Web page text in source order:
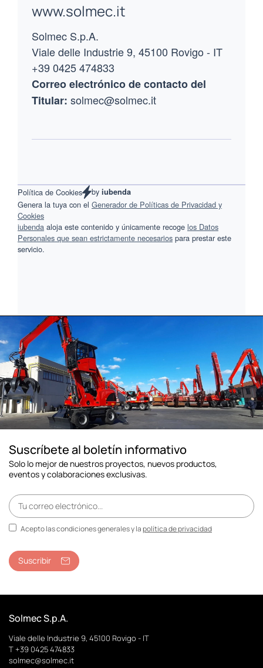
www.solmec.it
Solmec S.p.A.
Viale delle Industrie 9, 45100 Rovigo - IT
+39 0425 474833
Correo electrónico de contacto del
Titular: solmec@solmec.it
Política de Cookies by iubenda
Genera la tuya con el Generador de Políticas de Privacidad y
Cookies
iubenda aloja este contenido y únicamente recoge los Datos
Personales que sean estrictamente necesarios para prestar este
servicio.
Suscríbete al boletín informativo
Solo lo mejor de nuestros proyectos, nuevos productos,
eventos y colaboraciones exclusivas.
Acepto las condiciones generales y lapolítica de privacidad
Suscribir
Solmec S.p.A.
Viale delle Industrie 9, 45100 Rovigo - IT
T +39 0425 474833
solmec@solmec.it